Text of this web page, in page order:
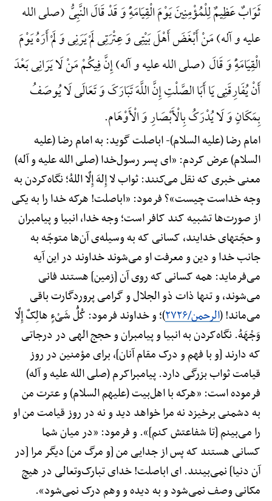
ثَوَابٌ عَظِیمٌ لِلْمُؤْمِنِینَ یَوْمَ الْقِیَامَهًِْ وَ قَدْ قَالَ النَّبِیُّ (صلی الله
علیه و آله) مَنْ أَبْغَضَ أَهْلَ بَیْتِی وَ عِتْرَتِی لَمْ یَرَنِی وَ لَمْ أَرَهُ یَوْمَ
الْقِیَامَهًِْ وَ قَالَ (صلی الله علیه و آله) إِنَّ فِیکُمْ مَنْ لَا یَرَانِی بَعْدَ
أَنْ یُفَارِقَنِی یَا أَبَا الصَّلْتِ إِنَّ اللَّهَ تَبَارَکَ وَ تَعَالَی لَا یُوصَفُ
بِمَکَانٍ وَ لَا یُدْرَکُ بِالْأَبْصَارِ وَ الْأَوْهَام.
امام رضا (علیه السلام)-اباصلت گوید: به امام رضا (علیه
السلام) عرض کردم: «ای پسر رسول‌خدا (صلی الله علیه و آله)
معنی خبری که نقل می‌کنند: ثواب لا إِلهَ إِلَّا اللهُ؛ نگاه‌کردن به
وجه خداست چیست»؟ فرمود: «اباصلت! هرکه خدا را به یکی
از صورت‌ها تشبیه کند کافر است؛ وجه خدا، انبیا و پیامبران
و حجّتهای خدایند، کسانی که به وسیله‌ی آن‌ها متوجّه به
جانب خدا و دین و معرفت او می‌شوند خداوند در این آیه
می‌فرماید: همه کسانی که روی آن [زمین] هستند فانی
می‌شوند، و تنها ذات ذو الجلال و گرامی پروردگارت باقی
می‌ماند! (الرحمن/۲۷۲۶
)؛ و خداوند فرمود: کُلُّ شَیْءٍ هالِکٌ إِلَّا
وَجْهَهُ. نگاه‌کردن به انبیا و پیامبران و حجج الهی در درجاتی
که دارند [و با فهم و درک مقام آنان]، برای مؤمنین در روز
قیامت ثواب بزرگی دارد. پیامبراکرم (صلی الله علیه و آله)
فرموده است: «هرکه با اهل‌بیت (علیهم السلام) و عترت من
به دشمنی برخیزد نه مرا خواهد دید و نه در روز قیامت من او
را می‌بینم [تا شفاعتش کنم]». و فرمود: «در میان شما
کسانی هستند که پس از جدایی من [و مرگ من] دیگر مرا [در
آن دنیا] نمی‌بینند. ای اباصلت! خدای تبارک‌وتعالی در هیچ
مکانی وصف نمی‌شود و به دیده و وهم درک نمی‌شود».